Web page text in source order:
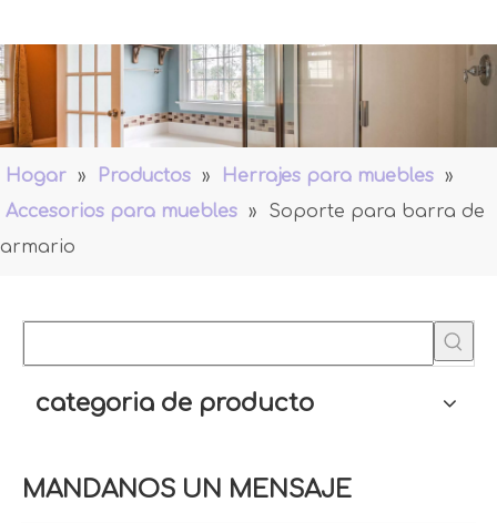
Hogar » Productos » Herrajes para muebles »
Accesorios para muebles »
Soporte para barra de
armario
categoria de producto
MANDANOS UN MENSAJE